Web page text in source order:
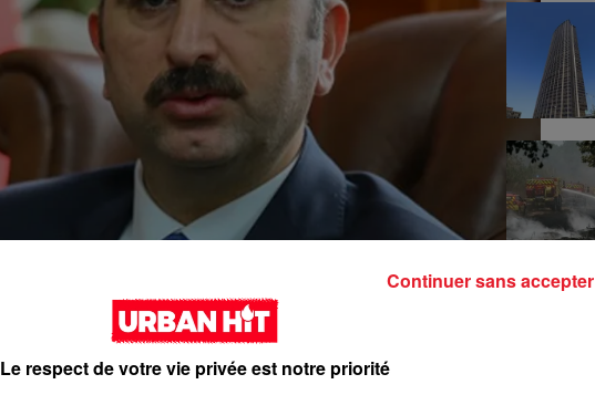
Le respect de votre vie privée est notre priorité
Continuer sans accepter